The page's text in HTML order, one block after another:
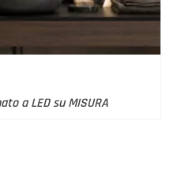
a LED su MISURA